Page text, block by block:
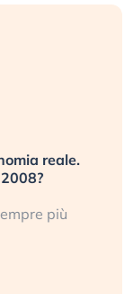
reale.
più